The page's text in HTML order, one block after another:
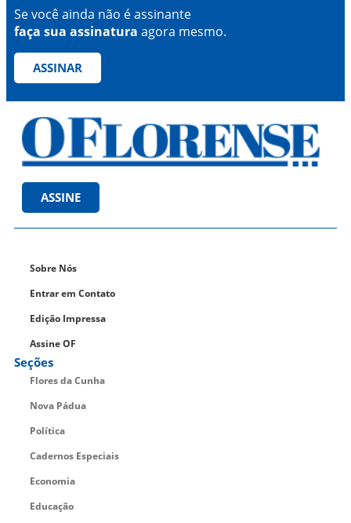
Se você ainda não é assinante
faça sua assinatura agora mesmo.
ASSINAR
ASSINE
Sobre Nós
Entrar em Contato
Edição Impressa
Assine OF
Seções
Flores da Cunha
Nova Pádua
Política
Cadernos Especiais
Economia
Educação